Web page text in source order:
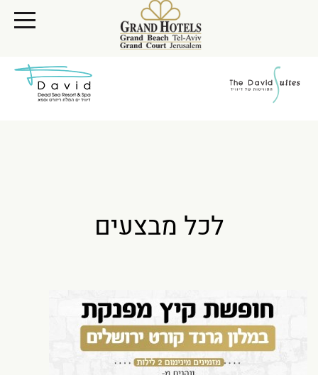
לכל מבצעים